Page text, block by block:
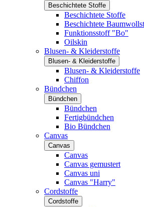
Beschichtete Stoffe
Beschichtete Stoffe
Beschichtete
Funktionsstoff "Bo"
Oilskin
Blusen- & Kleiderstoffe
Blusen- & Kleiderstoffe
Blusen- & Kleiderstoffe
Chiffon
Bündchen
Bündchen
Bündchen
Fertigbündchen
Bio Bündchen
Canvas
Canvas
Canvas
Canvas gemustert
Canvas uni
Canvas "Harry"
Cordstoffe
Cordstoffe